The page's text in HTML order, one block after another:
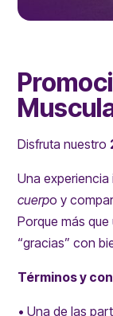
Disfruta nuestro
Una experiencia
cuerpo y
Porque más
“gracias” con
Términos y
• Una de las